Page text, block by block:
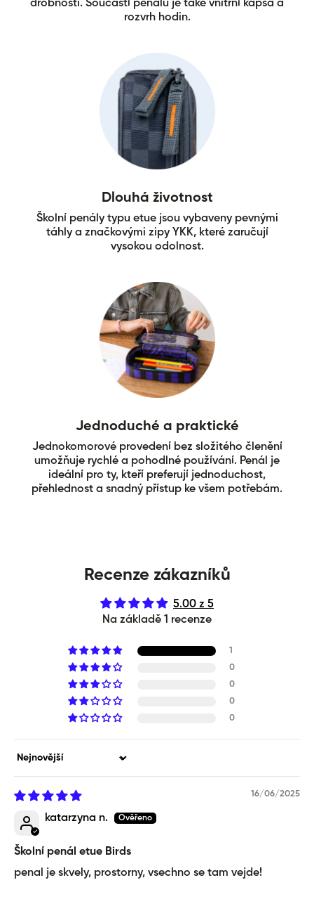
drobnosti. Součástí penálu je také vnitřní kapsa a
rozvrh hodin.
Dlouhá životnost
Školní penály typu etue jsou vybaveny pevnými
táhly a značkovými zipy YKK, které zaručují
vysokou odolnost.
Jednoduché a praktické
Jednokomorové provedení bez složitého členění
umožňuje rychlé a pohodlné používání. Penál je
ideální pro ty, kteří preferují jednoduchost,
přehlednost a snadný přístup ke všem potřebám.
Recenze zákazníků
5.00 z 5
Na základě 1 recenze
1
0
0
0
0
Sort by
16/06/2025
katarzyna n.
Školní penál etue Birds
penal je skvely, prostorny, vsechno se tam vejde!